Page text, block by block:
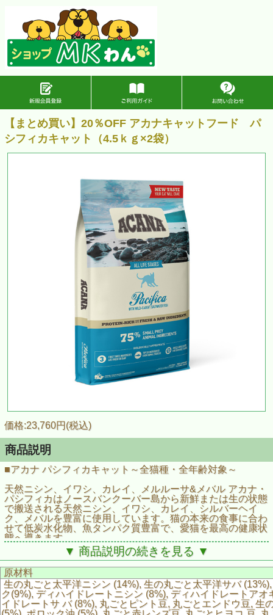
【まとめ買い】20％OFF アカナキャットフード パ
シフィカキャット（4.5ｋｇ×2袋）
価格:23,760円(税込)
商品説明
■アカナ パシフィカキャット～全猫種・全年齢対象～
天然ニシン、イワシ、カレイ、メルルーサ&メバル アカナ・
パシフィカはノースバンクーバー島から新鮮または生の状態
で搬送される天然ニシン、イワシ、カレイ、シルバーヘイ
ク、メバルを豊富に使用しています。猫の本来の食事に合わ
せて低炭水化物、魚タンパク質豊富で、愛猫を最高の健康状
態へ導きます。
▼ 商品説明の続きを見る ▼
原材料
生の丸ごと太平洋ニシン (14%), 生の丸ごと太平洋サバ
ク(9%), ディハイドレートニシン (8%), ディハイドレートアオ
イドレートサ バ (8%), 丸ごとピント豆, 丸ごとエンドウ豆, 生